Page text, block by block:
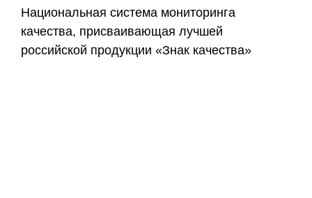
Национальная система мониторинга
качества, присваивающая лучшей
российской продукции «Знак качества»